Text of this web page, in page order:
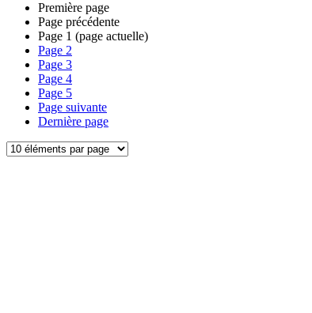
Première page
Page précédente
Page 1 (page actuelle)
Page 2
Page 3
Page 4
Page 5
Page suivante
Dernière page